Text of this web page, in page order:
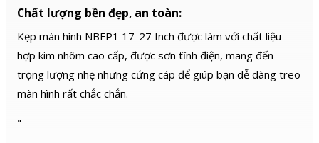
Chất lượng bền đẹp, an toàn:
Kẹp màn hình NBFP1 17-27 Inch được làm với chất liệu
hợp kim nhôm cao cấp, được sơn tĩnh điện, mang đến
trọng lượng nhẹ nhưng cứng cáp để giúp bạn dễ dàng treo
màn hình rất chắc chắn.
"